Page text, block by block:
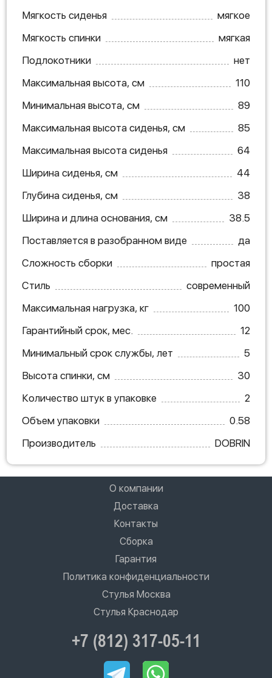
Мягкость сиденья
мягкое
Мягкость спинки
мягкая
Подлокотники
нет
Максимальная высота, см
110
Минимальная высота, см
89
Максимальная высота сиденья, см
85
Максимальная высота сиденья
64
Ширина сиденья, см
44
Глубина сиденья, см
38
Ширина и длина основания, см
38.5
Поставляется в разобранном виде
да
Сложность сборки
простая
Стиль
современный
Максимальная нагрузка, кг
100
Гарантийный срок, мес.
12
Минимальный срок службы, лет
5
Высота спинки, см
30
Количество штук в упаковке
2
Объем упаковки
0.58
Производитель
DOBRIN
О компании
Доставка
Контакты
Сборка
Гарантия
Политика конфиденциальности
Стулья Москва
Стулья Краснодар
+7 (812) 317-05-11